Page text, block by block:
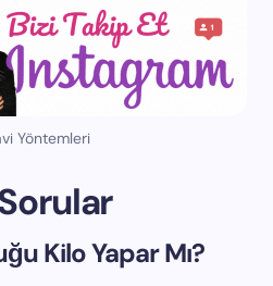
Yöntemleri
Kilo Yapar Mı?